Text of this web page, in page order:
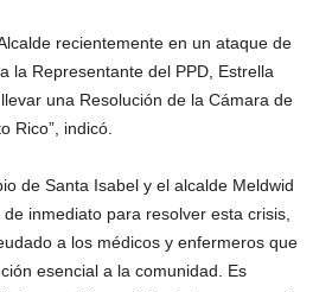
recientemente en un ataque de
la Representante del PPD, Estrella
una Resolución de la Cámara de
Rico”, indicó.
de Santa Isabel y el alcalde Meldwid
inmediato para resolver esta crisis,
a los médicos y enfermeros que
esencial a la comunidad. Es